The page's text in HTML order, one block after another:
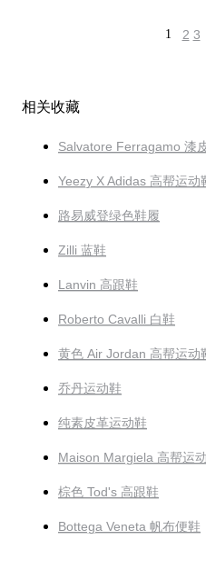
1 2 3
相关收藏
Salvatore Ferragamo 漆
Yeezy X Adidas 高帮运动
路易威登绿色鞋履
Zilli 蓝鞋
Lanvin 高跟鞋
Roberto Cavalli 白鞋
黄色 Air Jordan 高帮运动
乔丹运动鞋
纯素皮革运动鞋
Maison Margiela 高帮运
棕色 Tod's 高跟鞋
Bottega Veneta 帆布便鞋